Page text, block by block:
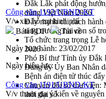
Đắk Lắk phát động
dùng Việt Nam 2026
Đẩy mạnh cải cách
tăng trưởng hai con số
Tổ chức trang trọng Lễ
2026
Phó Bí thư Tỉnh ủy
Đảng ủy Ủy Ban Nhân
Bệnh án điện tử thúc
Chuyển đổi số thư viện:
thời đại số
Công văn 1192/UBND-KT
V/v xin hỗ trợ kinh phí
Bản PDF
Tải về
Ngày ban hành: 23/02/2017
Ngày hiệu lực:
Công văn 1191/UBND-KT
V/v tham gia ý kiến về